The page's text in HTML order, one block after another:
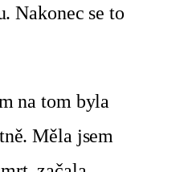
Nakonec se to
na tom byla
Měla jsem